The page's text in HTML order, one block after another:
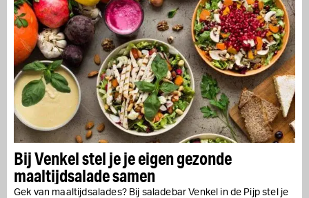
Bij Venkel stel je je eigen gezonde
maaltijdsalade samen
Gek van maaltijdsalades? Bij saladebar Venkel in de Pijp stel je